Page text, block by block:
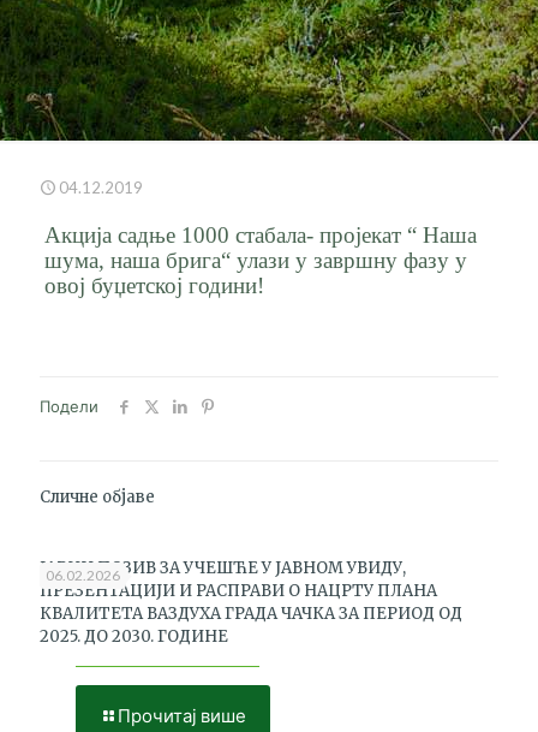
04.12.2019
Акција садње 1000 стабала- пројекат “ Наша
шума, наша брига“ улази у завршну фазу у
овој буџетској години!
Подели
Сличне објаве
06.02.2026
ЈАВНИ ПОЗИВ ЗА УЧЕШЋЕ У ЈАВНОМ УВИДУ,
ПРЕЗЕНТАЦИЈИ И РАСПРАВИ О НАЦРТУ ПЛАНА
КВАЛИТЕТА ВАЗДУХА ГРАДА ЧАЧКА ЗА ПЕРИОД ОД
2025. ДО 2030. ГОДИНЕ
Прочитај више